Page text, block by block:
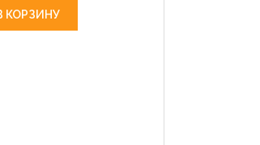
КОРЗИНУ